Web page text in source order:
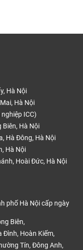
Quốc
Hàn
Thụy
Điển
Hà Nội
Hà Nội
ICC)
Biên, Hà Nội
Hà Đông, Hà Nội
Hà Nội
Hoài Đức, Hà Nội
phố Hà Nội cấp ngày
Biên,
Đình, Hoàn Kiếm,
Tín, Đông Anh,